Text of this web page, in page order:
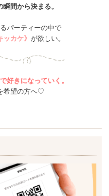
瞬間から決まる。
パーティーの中で
ッカケ》 が欲しい。
好きになっていく。
希望の方へ♡